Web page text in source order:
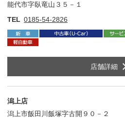
能代市字臥竜山３５－１
TEL 0185-54-2826
店舗詳細
潟上店
潟上市飯田川飯塚字古開９０－２